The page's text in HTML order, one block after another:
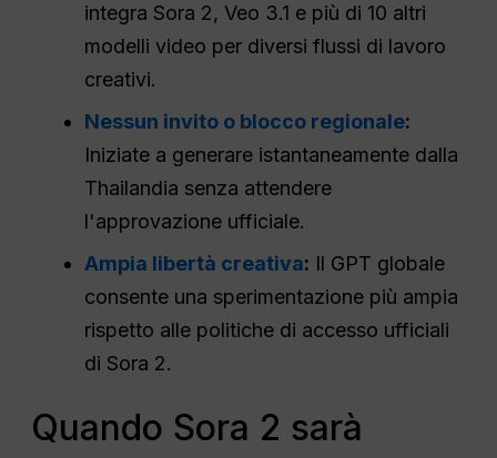
integra Sora 2, Veo 3.1 e più di 10 altri
modelli video per diversi flussi di lavoro
creativi.
Nessun invito o blocco regionale:
Iniziate a generare istantaneamente dalla
Thailandia senza attendere
l'approvazione ufficiale.
Ampia libertà creativa: Il GPT globale
consente una sperimentazione più ampia
rispetto alle politiche di accesso ufficiali
di Sora 2.
Quando Sora 2 sarà